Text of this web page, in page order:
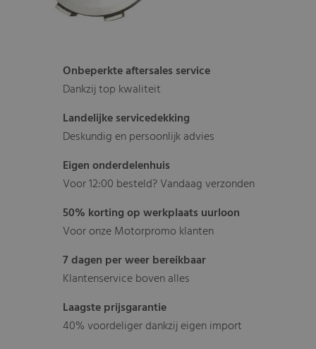
Onbeperkte aftersales service
Dankzij top kwaliteit
Landelijke servicedekking
Deskundig en persoonlijk advies
Eigen onderdelenhuis
Voor 12:00 besteld? Vandaag verzonden
50% korting op werkplaats uurloon
Voor onze Motorpromo klanten
7 dagen per weer bereikbaar
Klantenservice boven alles
Laagste prijsgarantie
40% voordeliger dankzij eigen import